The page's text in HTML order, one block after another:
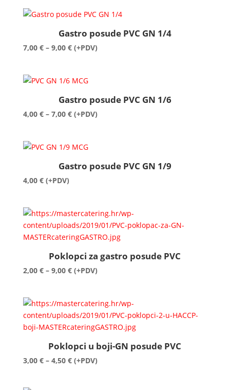
7,00 €
11,00 €
Gastro posude PVC GN 1/4
7,00 € – 9,00 €Raspon
7,00 €
9,00 €
(+PDV)
Gastro posude PVC GN 1/6
4,00 € – 7,00 €Raspon
4,00 €
7,00 €
(+PDV)
Gastro posude PVC GN 1/9
4,00 € (+PDV)
Poklopci za gastro posude PVC
2,00 € – 9,00 €Raspon
2,00 €
do
9,00 €
(+PDV)
Poklopci u boji-GN posude PVC
3,00 € – 4,50 €Raspon
(+PDV)